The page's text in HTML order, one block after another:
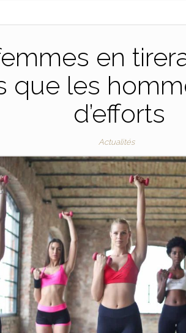
en
que les
d’efforts
Actualités